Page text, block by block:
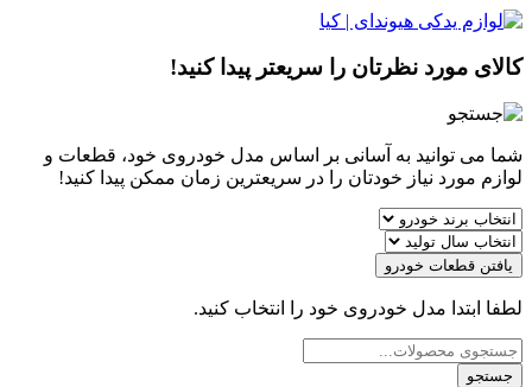
کالای مورد نظرتان را سریعتر پیدا کنید!
شما می توانید به آسانی بر اساس مدل خودروی خود، قطعات و
لوازم مورد نیاز خودتان را در سریعترین زمان ممکن پیدا کنید!
یافتن قطعات خودرو
لطفا ابتدا مدل خودروی خود را انتخاب کنید.
Products
search
جستجو